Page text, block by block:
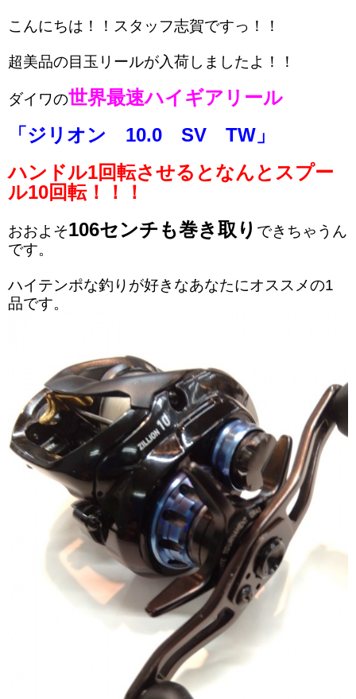
こんにちは！！スタッフ志賀ですっ！！
超美品の目玉リールが入荷しましたよ！！
ダイワの世界最速ハイギアリール
「ジリオン 10.0 SV TW」
ハンドル1回転させるとなんとスプー
ル10回転！！！
おおよそ106センチも巻き取り できちゃうん
です。
ハイテンポな釣りが好きなあなたにオススメの1
品です。